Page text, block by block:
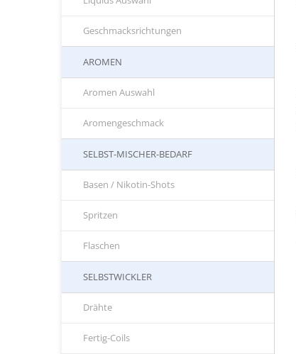
Geschmacksrichtungen
AROMEN
Aromen Auswahl
Aromengeschmack
SELBST-MISCHER-BEDARF
Basen / Nikotin-Shots
Spritzen
Flaschen
SELBSTWICKLER
Drähte
Fertig-Coils